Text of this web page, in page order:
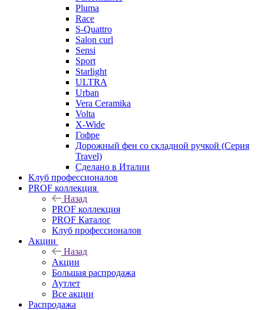
Pluma
Race
S-Quattro
Salon curl
Sensi
Sport
Starlight
ULTRA
Urban
Vera Ceramika
Volta
X-Wide
Гофре
Дорожный фен со складной ручкой (Серия
Travel)
Сделано в Италии
Клуб профессионалов
PROF коллекция
Назад
PROF коллекция
PROF Каталог
Клуб профессионалов
Акции
Назад
Акции
Большая распродажа
Аутлет
Все акции
Распродажа